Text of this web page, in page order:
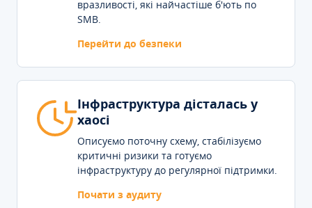
вразливості, які найчастіше б'ють по
SMB.
Перейти до безпеки
Інфраструктура дісталась у
хаосі
Описуємо поточну схему, стабілізуємо
критичні ризики та готуємо
інфраструктуру до регулярної підтримки.
Почати з аудиту